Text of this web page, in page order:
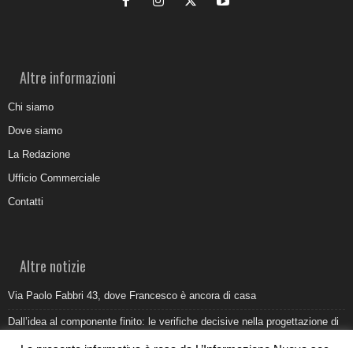
Altre informazioni
Chi siamo
Dove siamo
La Redazione
Ufficio Commerciale
Contatti
Altre notizie
Via Paolo Fabbri 43, dove Francesco è ancora di casa
Dall’idea al componente finito: le verifiche decisive nella progettazione di